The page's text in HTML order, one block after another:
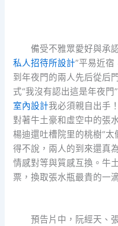
備受不雅眾愛好與承認
私人招待所設計”平易近
到年夜門的兩人先后從后
式“我沒有認出這是年夜門
室內設計我必須親自出手
對著牛土豪和虛空中的張
楊迪還吐槽院里的桃樹“
得不說，兩人的到來還真
情感對等與質感互換。牛
票，換取張水瓶最貴的一
預告片中，阮經天、